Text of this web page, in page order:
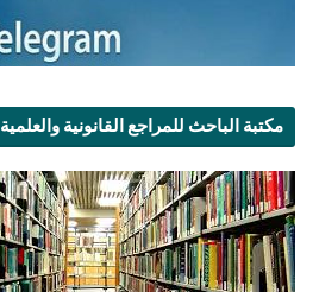
مكتبة الباحث للمراجع القانونية والعلمية